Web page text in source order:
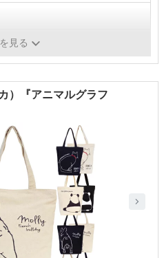
2
見る
）『アニマルグラフ